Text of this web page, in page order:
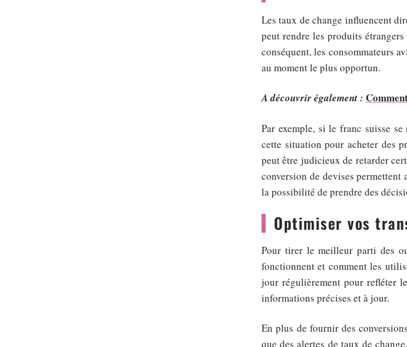
Les taux de change influencent
peut rendre les produits
conséquent, les consommateurs
au moment le plus opportun.
A découvrir également :
Par exemple, si le franc suisse
cette situation pour acheter des
peut être judicieux de retarder
conversion de devises
la possibilité de prendre des
Optimiser vos
Pour tirer le meilleur parti des
fonctionnent et comment les
jour régulièrement pour refléter
informations précises et à jour.
En plus de fournir des
que des alertes de taux de